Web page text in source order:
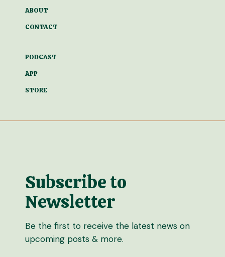
ABOUT
CONTACT
PODCAST
APP
STORE
Subscribe to
Newsletter
Be the first to receive the latest news on
upcoming posts & more.